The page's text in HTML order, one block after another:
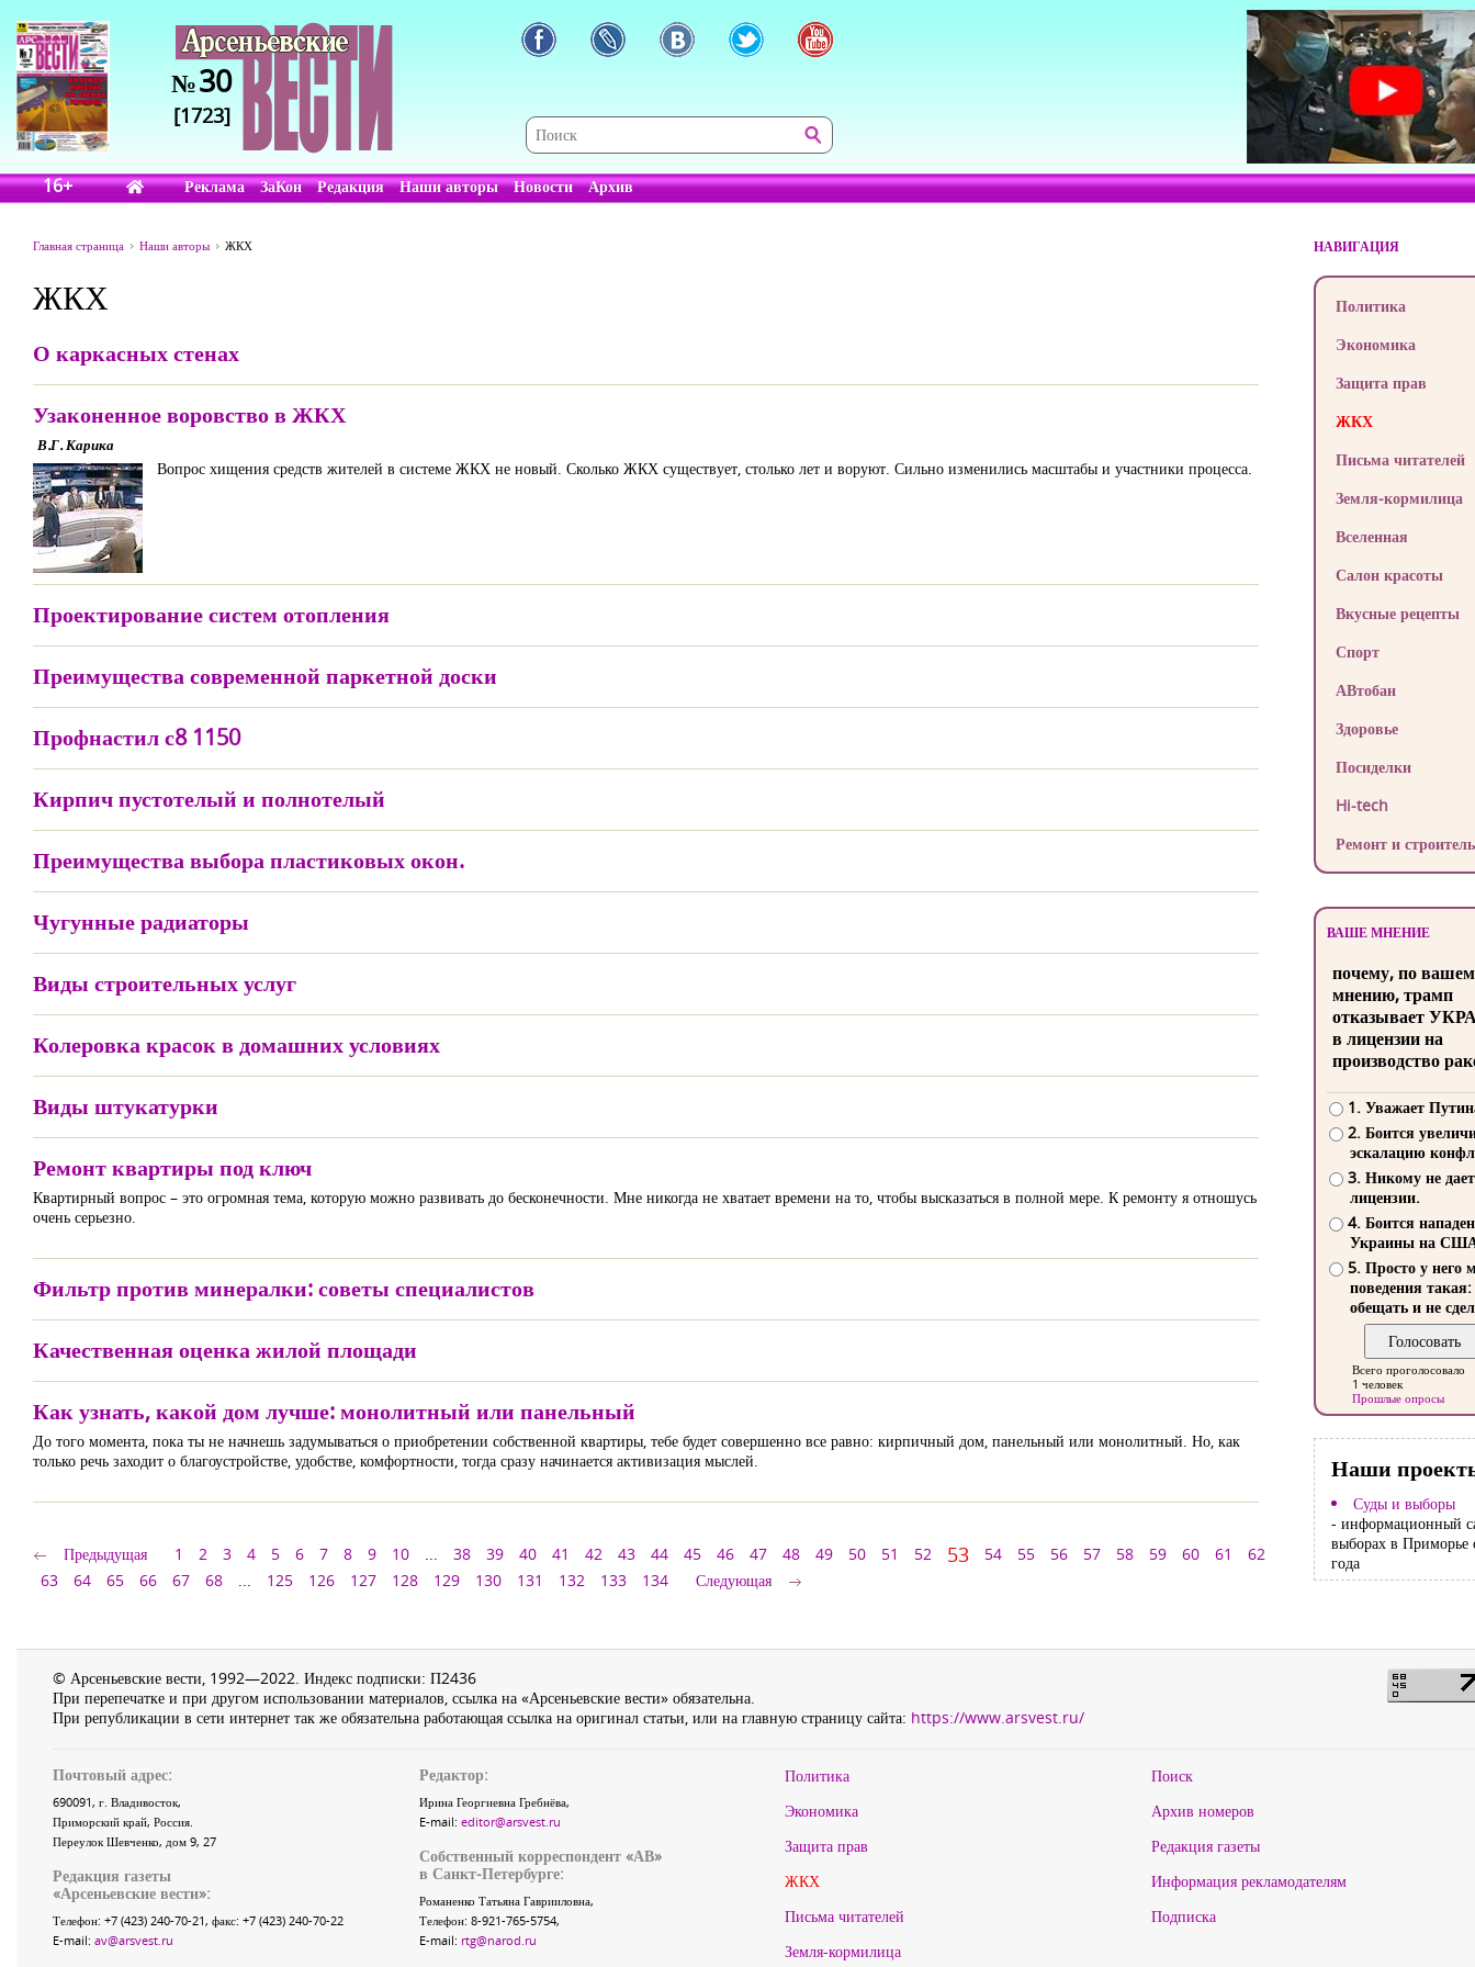
№30
[1723]
16+ Реклама ЗаКон Редакция Наши авторы Новости Архив
Главная страница Наши авторы ЖКХ
ЖКХ
О каркасных стенах
Узаконенное воровство в ЖКХ
В.Г. Карика
Вопрос хищения средств жителей в системе ЖКХ не новый. Сколько ЖКХ существует, столько лет и воруют. Сильно изменились масштабы и участники процесса.
Проектирование систем отопления
Преимущества современной паркетной доски
Профнастил с8 1150
Кирпич пустотелый и полнотелый
Преимущества выбора пластиковых окон.
Чугунные радиаторы
Виды строительных услуг
Колеровка красок в домашних условиях
Виды штукатурки
Ремонт квартиры под ключ
Квартирный вопрос – это огромная тема, которую можно развивать до бесконечности. Мне никогда не хватает времени на то, чтобы высказаться в полной мере. К ремонту я отношусь
очень серьезно.
Фильтр против минералки: советы специалистов
Качественная оценка жилой площади
Как узнать, какой дом лучше: монолитный или панельный
До того момента, пока ты не начнешь задумываться о приобретении собственной квартиры, тебе будет совершенно все равно: кирпичный дом, панельный или монолитный. Но, как
только речь заходит о благоустройстве, удобстве, комфортности, тогда сразу начинается активизация мыслей.
Предыдущая 1 2 3 4 5 6 7 8 9 10 ... 38 39 40 41 42 43 44 45 46 47 48 49 50 51 52 53 54 55 56 57 58 59 60 61
62
63
64 65 66 67 68 ... 125 126 127 128 129 130 131 132 133 134 Следующая
НАВИГАЦИЯ
Политика
Экономика
Защита прав
ЖКХ
Письма читателей
Земля-кормилица
Вселенная
Салон красоты
Вкусные рецепты
Спорт
АВтобан
Здоровье
Посиделки
Hi-tech
Ремонт и
ВАШЕ МНЕНИЕ
почему, по
мнению, трамп
отказывает
в лицензии на
производство
1. Уважает
2. Боится
эскалацию
3. Никому не
лицензии.
4. Боится
Украины на
5. Просто у него
поведения такая:
обещать и не
Всего проголосовало
1 человек
Прошлые опросы
Наши
Суды и выборы
- информационный
выборах в Приморье
года
© Арсеньевские вести, 1992—2022. Индекс подписки: П2436
При перепечатке и при другом использовании материалов, ссылка на «Арсеньевские вести» обязательна.
При републикации в сети интернет так же обязательна работающая ссылка на оригинал статьи, или на главную страницу сайта: https://www.arsvest.ru/
Почтовый адрес:
690091, г. Владивосток,
Приморский край, Россия.
Переулок Шевченко, дом 9, 27
Редакция газеты
«Арсеньевские вести»:
Телефон: +7 (423) 240-70-21, факс: +7 (423) 240-70-22
E-mail: av@arsvest.ru
Редактор:
Ирина Георгиевна Гребнёва,
E-mail: editor@arsvest.ru
Собственный корреспондент «АВ»
в Санкт-Петербурге:
Романенко Татьяна Гаврииловна,
Телефон: 8-921-765-5754,
E-mail: rtg@narod.ru
Политика
Экономика
Защита прав
ЖКХ
Письма читателей
Земля-кормилица
Поиск
Архив номеров
Редакция газеты
Информация рекламодателям
Подписка